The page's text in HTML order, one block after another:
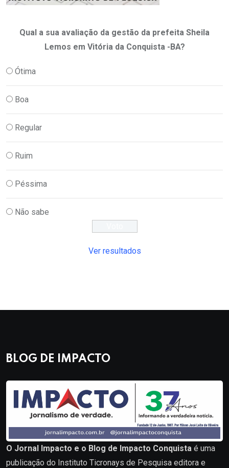
Qual a sua avaliação da gestão da prefeita Sheila
Lemos em Vitória da Conquista -BA?
Ótima
Boa
Regular
Ruim
Péssima
Não sabe
Ver resultados
BLOG DE IMPACTO
O Jornal Impacto e o Blog de Impacto Conquista é uma
publicação do Instituto Ticronays de Pesquisa editora e